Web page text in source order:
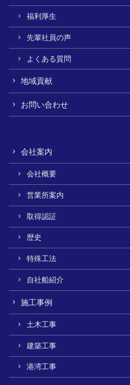
福利厚生
先輩社員の声
よくある質問
地域貢献
お問い合わせ
会社案内
会社概要
営業所案内
取得認証
歴史
特殊工法
自社船紹介
施工事例
土木工事
建築工事
港湾工事